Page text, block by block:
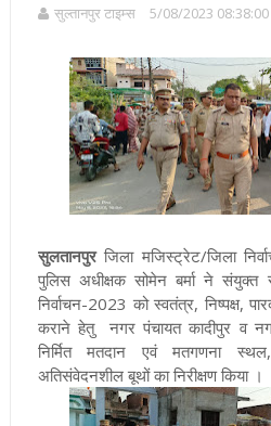
सुल्तानपुर टाइम्स 5/08/2023
सुलतानपुरजिला मजिस्ट्रेट/जिला
पुलिस अधीक्षक सोमेन बर्मा ने संयुक्त
निर्वाचन-2023 को स्वतंत्र, निष्पक्ष,
कराने हेतु नगर पंचायत कादीपुर व
निर्मित मतदान एवं मतगणना
अतिसंवेदनशील बूथों का निरीक्षण किया ।